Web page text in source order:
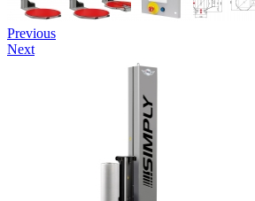
Previous
Next